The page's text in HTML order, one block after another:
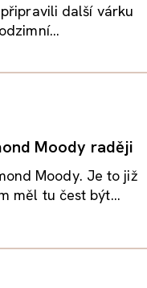
další várku
Moody raději
Moody. Je to již
měl tu čest být...